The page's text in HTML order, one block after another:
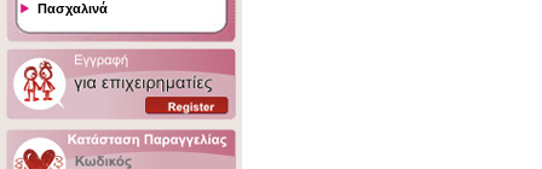
Πασχαλινά